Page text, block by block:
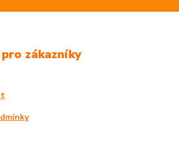
zákazníky